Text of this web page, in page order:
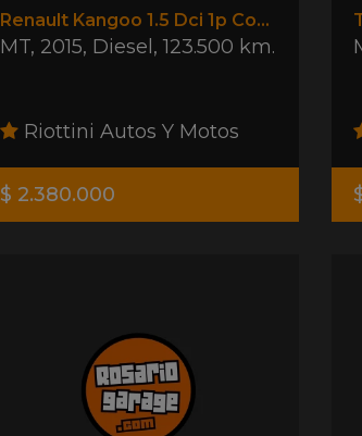
Renault Kangoo 1.5 Dci 1p Confort
MT, 2015, Diesel , 123.500 km.
Riottini Autos Y Motos
$ 2.380.000